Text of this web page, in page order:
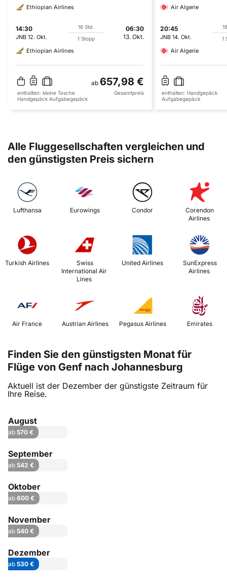
Ethiopian Airlines
14:30
JNB 12. Okt.
16 Std.
1 Stopp
06:30
13. Okt.
Ethiopian Airlines
ab 657,98 €
enthalten: kleine Tasche
Handgepäck Aufgabegepäck
Gesamtpreis
Air Algerie
20:45
JNB 14. Okt.
1
Air Algerie
enthalten: Handgepäck
Aufgabegepäck
Alle Fluggesellschaften vergleichen und
den günstigsten Preis sichern
Lufthansa Eurowings Condor
Corendon
Airlines
Turkish Airlines
International Air
Lines
United Airlines
Airlines
Air France Austrian Airlines Emirates
Finden Sie den günstigsten Monat für
Flüge von Genf nach Johannesburg
Aktuell ist der Dezember der günstigste Zeitraum für
Ihre Reise.
August
ab 570 €
September
ab 542 €
Oktober
ab600 €
November
ab 540 €
Dezember
ab 530 €